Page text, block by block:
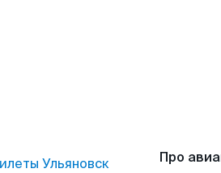
Ульяновск
Про